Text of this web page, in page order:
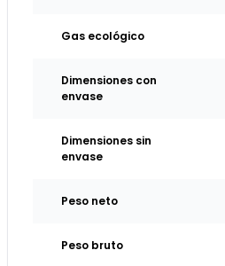
Gas ecológico
Dimensiones con
envase
Dimensiones sin
envase
Peso neto
Peso bruto